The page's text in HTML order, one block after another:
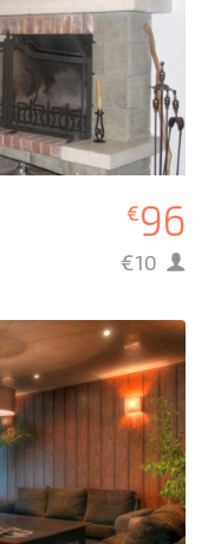
€96
€10